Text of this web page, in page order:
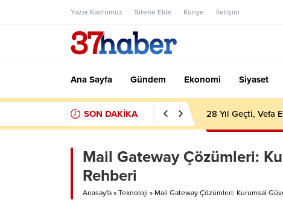
Yazar Kadromuz Sitene Ekle Künye İletişim
Ana Sayfa Gündem Ekonomi Siyaset
SON DAKİKA 28 Yıl Geçti, Vefa
Mail Gateway Çözümleri:
Rehberi
Anasayfa » Teknoloji » Mail Gateway Çözümleri: Kurumsal